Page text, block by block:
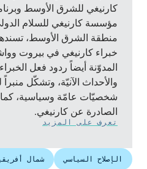
كارنيغي للشرق الأوسط
مؤسسة كارنيغي للسلام
منطقة الشرق الأوسط،
خبراء كارنيغي في بيروت
المدوّنة أيضاً ردود فعل الخبراء
والأحداث الآنيّة، وتشكّل
شخصيّات عامّة وسياسية، كما
الصادرة عن كارنيغي.
تعرف على المزيد
الإصلاح السياسي شمال